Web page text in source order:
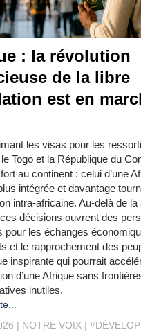
: la révolution
de la libre
est en
les visas pour les
Togo et la République du
au continent : celui d’une
intégrée et davantage
intra-africaine. Au-delà de
décisions ouvrent des
pour les échanges
et le rapprochement des
inspirante qui pourrait
d’une Afrique sans
inutiles.
NOTRE VOIX